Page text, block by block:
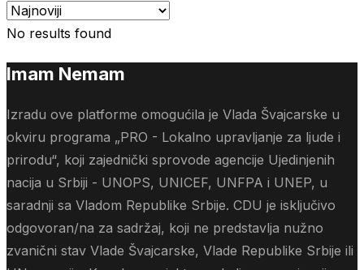
No results found
Imam Nemam
Izradu ove platforme omogućila je Vlada Švajcarske u
okviru programa „PRO - Lokalno upravljanje za ljude i
prirodu“, koji zajednički sprovode agencije Ujedinjenih
nacija u Srbiji - UNOPS, UNICEF, UNFPA i UNEP, u
saradnji sa Vladom Republike Srbije. CDU je isključivo
odgovoran/na za sadržaj, koji ne predstavlja nužno
zvanični stav Vlade Švajcarske, Vlade Republike Srbije ili